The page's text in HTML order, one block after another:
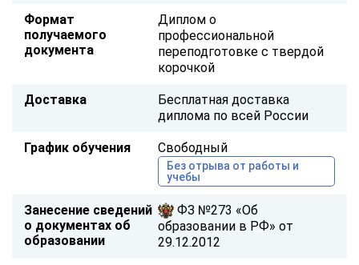
Формат
получаемого
документа
Диплом о
профессиональной
переподготовке с твердой
корочкой
Доставка
Бесплатная доставка
диплома по всей России
График обучения Свободный
Без отрыва от работы и
учебы
Занесение сведений
о документах об
образовании
ФЗ №273 «Об
образовании в РФ» от
29.12.2012